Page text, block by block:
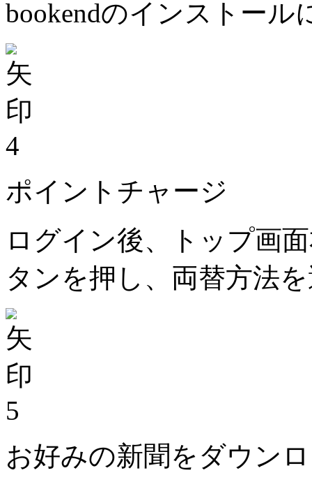
bookendのインストール
4
ポイントチャージ
ログイン後、トップ画
タンを押し、両替方法
5
お好みの新聞をダウン